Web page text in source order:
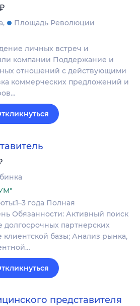
₽
Площадь Революции
личных встреч и
компании Поддержание и
отношений с действующими
коммерческих предложений и
года Полная
Обязанности: Активный поиск
долгосрочных партнерских
базы; Анализ рынка,
представителя